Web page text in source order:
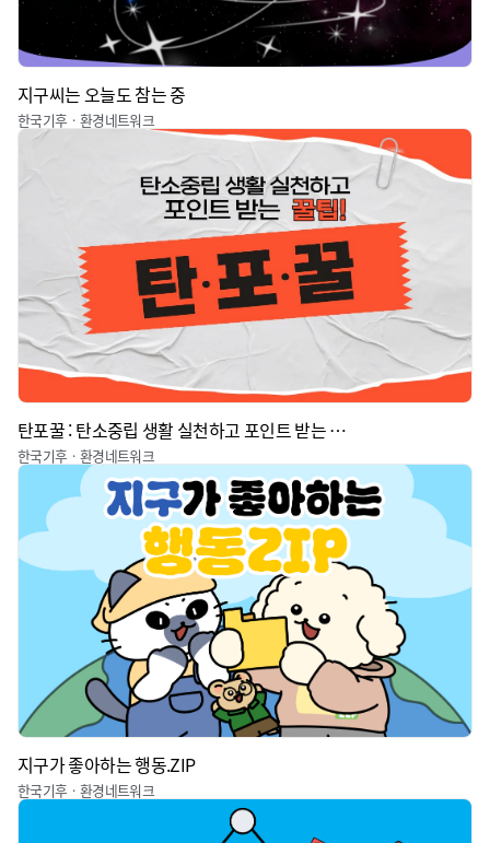
지구씨는 오늘도 참는 중
한국기후ㆍ환경네트워크
탄포꿀 : 탄소중립 생활 실천하고 포인트 받는 꿀팁
한국기후ㆍ환경네트워크
지구가 좋아하는 행동.ZIP
한국기후ㆍ환경네트워크